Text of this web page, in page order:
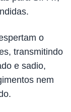
o
transmitindo
e sadio,
nem